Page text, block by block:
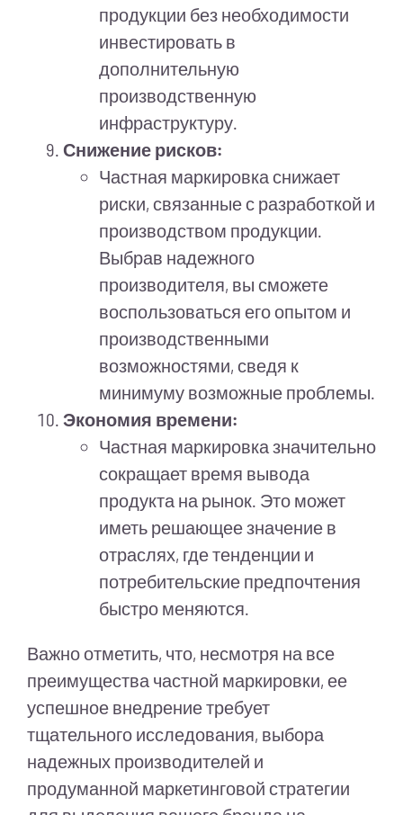
продукции без необходимости
инвестировать в
дополнительную
производственную
инфраструктуру.
Снижение рисков:
Частная маркировка снижает
риски, связанные с разработкой и
производством продукции.
Выбрав надежного
производителя, вы сможете
воспользоваться его опытом и
производственными
возможностями, сведя к
минимуму возможные проблемы.
Экономия времени:
Частная маркировка значительно
сокращает время вывода
продукта на рынок. Это может
иметь решающее значение в
отраслях, где тенденции и
потребительские предпочтения
быстро меняются.
Важно отметить, что, несмотря на все
преимущества частной маркировки, ее
успешное внедрение требует
тщательного исследования, выбора
надежных производителей и
продуманной маркетинговой стратегии